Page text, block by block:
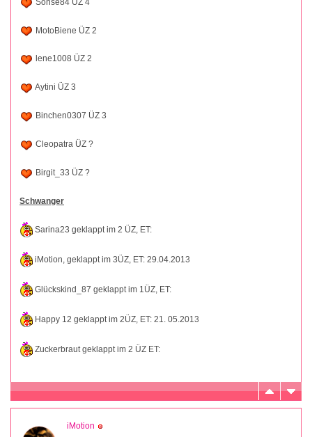
MotoBiene ÜZ 2
lene1008 ÜZ 2
Aytini ÜZ 3
Binchen0307 ÜZ 3
Cleopatra ÜZ ?
Birgit_33 ÜZ ?
Schwanger
Sarina23 geklappt im 2 ÜZ, ET:
iMotion, geklappt im 3ÜZ, ET: 29.04.2013
Glückskind_87 geklappt im 1ÜZ, ET:
Happy 12 geklappt im 2ÜZ, ET: 21. 05.2013
Zuckerbraut geklappt im 2 ÜZ ET:
iMotion